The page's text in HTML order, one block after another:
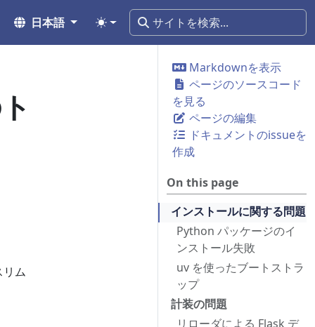
日本語
Markdownを表示
ページのソースコード
を見る
ページの編集
ドキュメントのissueを
作成
On this page
インストールに関する問題
Python パッケージのイ
ンストール失敗
uv を使ったブートストラ
ップ
計装の問題
リローダによる Flask デ
リム